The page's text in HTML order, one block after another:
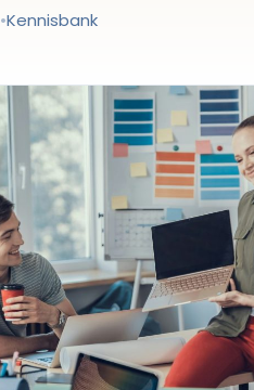
•Kennisbank